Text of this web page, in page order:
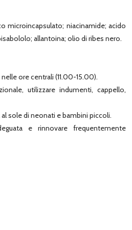
microincapsulato; niacinamide; acido
allantoina; olio di ribes nero.
ore centrali (11.00-15.00).
utilizzare indumenti, cappello,
sole di neonati e bambini piccoli.
e rinnovare frequentemente